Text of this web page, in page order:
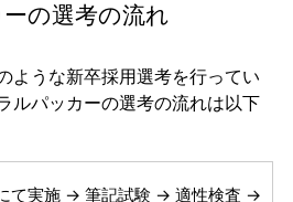
の選考の流れ
ような新卒採用選考を行ってい
ルパッカーの選考の流れは以下
て実施 → 筆記試験 → 適性検査 →